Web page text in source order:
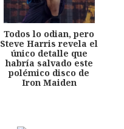
Todos lo odian, pero
Steve Harris revela el
único detalle que
habría salvado este
polémico disco de
Iron Maiden